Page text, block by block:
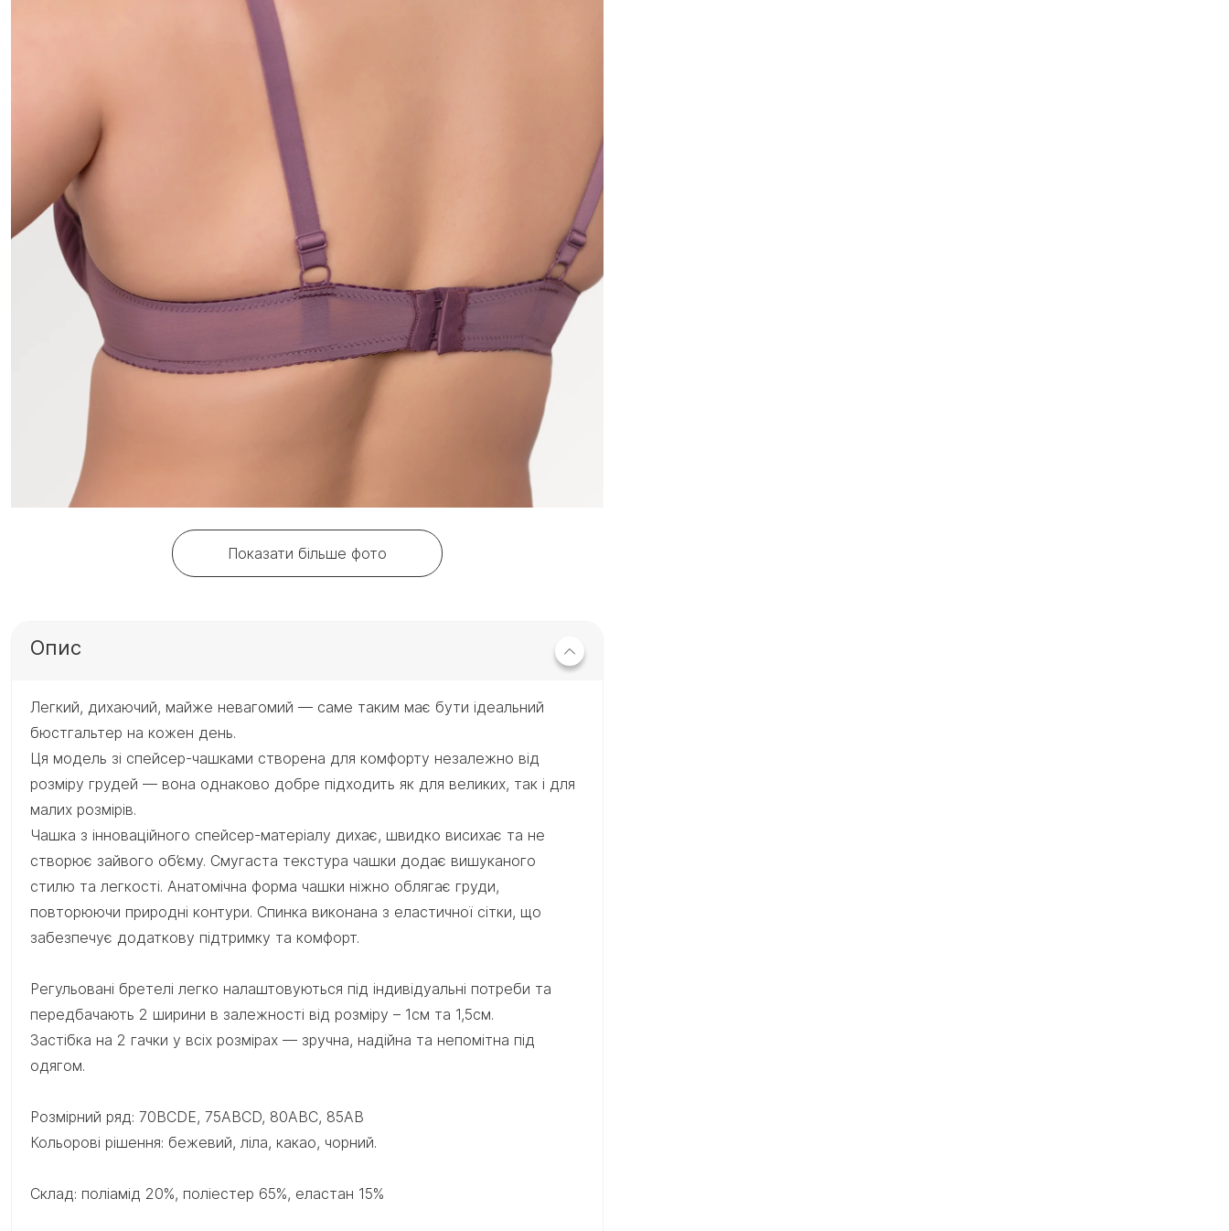
Показати більше фото
Опис
Легкий, дихаючий, майже невагомий — саме таким має бути ідеальний
бюстгальтер на кожен день.
Ця модель зі спейсер-чашками створена для комфорту незалежно від
розміру грудей — вона однаково добре підходить як для великих, так і для
малих розмірів.
Чашка з інноваційного спейсер-матеріалу дихає, швидко висихає та не
створює зайвого об’єму. Смугаста текстура чашки додає вишуканого
стилю та легкості. Анатомічна форма чашки ніжно облягає груди,
повторюючи природні контури. Спинка виконана з еластичної сітки, що
забезпечує додаткову підтримку та комфорт.
Регульовані бретелі легко налаштовуються під індивідуальні потреби та
передбачають 2 ширини в залежності від розміру – 1см та 1,5см.
Застібка на 2 гачки у всіх розмірах — зручна, надійна та непомітна під
одягом.
Розмірний ряд: 70ВCDE, 75ABCD, 80ABC, 85AB
Кольорові рішення: бежевий, ліла, какао, чорний.
Склад: поліамід 20%, поліестер 65%, еластан 15%